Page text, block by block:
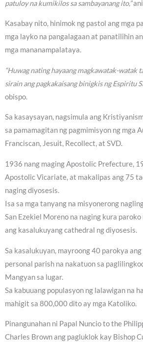
patuloy na kumikilos sa sambayanang ito,”ani
Kasabay nito, hinimok ng pastol ang mga
mga layko na pangalagaan at panatilihin
mga mananampalataya.
“Huwag nating hayaang magkawatak-watak
sirain ang pagkakaisang binigkis ng Espiritu
obispo.
Sa kasaysayan, nagsimula ang
sa pamamagitan ng pagmimisyon ng mga
Franciscan, Jesuit, Recollect, at SVD.
1936 nang maging Apostolic Prefecture,
Apostolic Vicariate, at makalipas ang 75
naging diyosesis.
Isa sa mga tanyang na misyonerong
San Ezekiel Moreno na naging kura paroko
ang kasalukuyang cathedral ng diyosesis.
Sa kasalukuyan, mayroong 40 parokya
personal parish na nakatuon sa
Mangyan sa lugar.
Sa kabuuang populasyon ng lalawigan na
mahigit sa 800,000 dito ay mga Katoliko.
Pinangunahan ni Papal Nuncio to the
Charles Brown ang pagluklok kay Bishop